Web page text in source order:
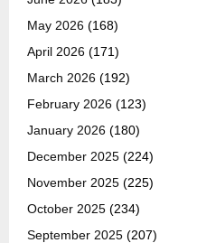
May 2026 (168)
April 2026 (171)
March 2026 (192)
February 2026 (123)
January 2026 (180)
December 2025 (224)
November 2025 (225)
October 2025 (234)
September 2025 (207)